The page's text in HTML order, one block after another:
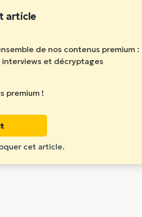
article
de nos contenus premium :
interviews et décryptages
premium !
cet article.